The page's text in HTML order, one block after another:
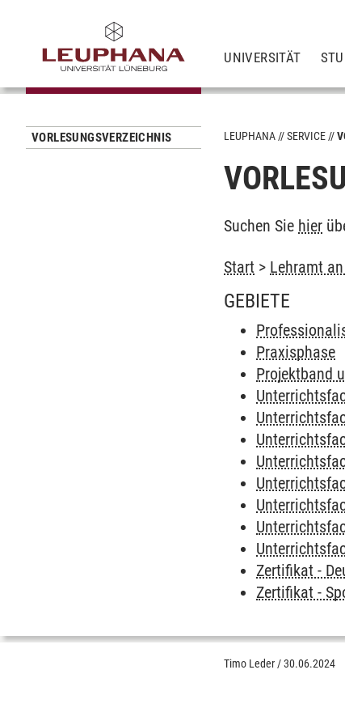
UNIVERSITÄT
VORLESUNGSVERZEICHNIS LEUPHANA SERVICE
Suchen Sie hier
Start > Lehramt
GEBIETE
Praxisphase
Projektband
Zertifikat -
Zertifikat -
Timo Leder /30.06.2024